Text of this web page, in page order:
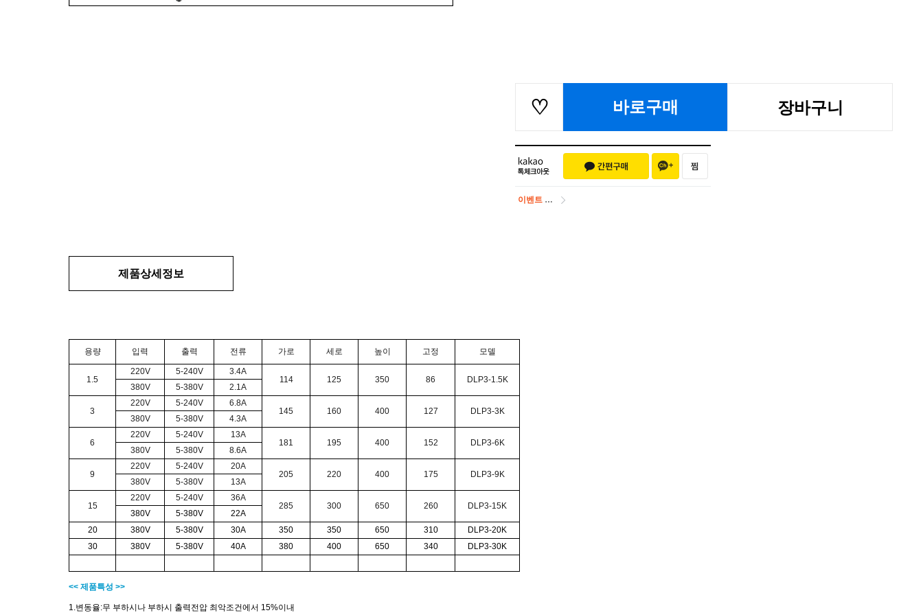
바로구매 장바구니
이벤트
제품상세정보
용량 입력 출력 전류 가로 세로 높이 고정 모델
1.5
220V 5-240V
3.4A
114
125 350 86 DLP3-1.5K
380V 5-380V 2.1A
3
220V 5-240V
6.8A
145
160 400 127 DLP3-3K
380V 5-380V 4.3A
6
220V 5-240V
13A
181
195 400 152 DLP3-6K
380V 5-380V 8.6A
9
220V 5-240V
20A
205
220 400 175 DLP3-9K
380V 5-380V 13A
15
220V 5-240V
36A
285
300 650 260 DLP3-15K
380V 5-380V
22A
20
380V 5-380V 30A 350 350 650 310
DLP3-20K
30
380V 5-380V 40A 380 400 650 340 DLP3-30K
<< 제품특성 >>
1.변동율:무 부하시나 부하시 출력전압 최악조건에서 15%이내